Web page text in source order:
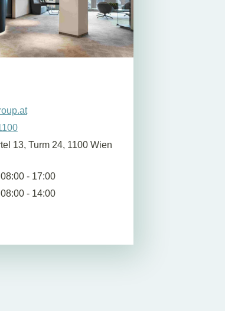
13, Turm 24, 1100 Wien
08:00 - 17:00
08:00 - 14:00